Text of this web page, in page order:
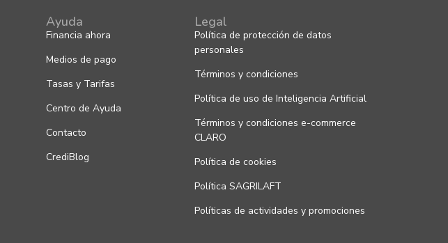
Ayuda
Financia ahora
Medios de pago
Tasas y Tarifas
Centro de Ayuda
Contacto
CrediBlog
Legal
Política de protección de datos
personales
Términos y condiciones
Política de uso de Inteligencia Artificial
Términos y condiciones e-commerce
CLARO
Política de cookies
Política SAGRILAFT
Políticas de actividades y promociones